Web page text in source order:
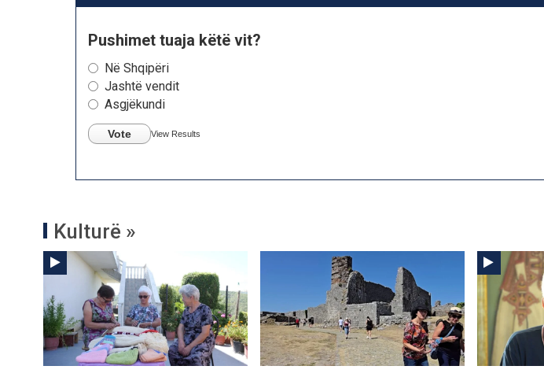
Pushimet tuaja këtë vit?
Në Shqipëri
Jashtë vendit
Asgjëkundi
Vote View Results
Kulturë »